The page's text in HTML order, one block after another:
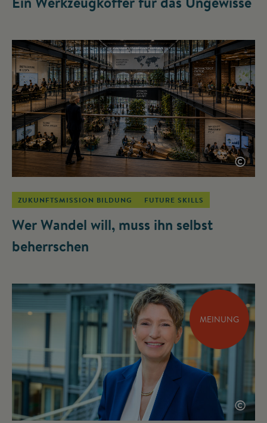
©
ZUKUNFTSMISSION BILDUNG FUTURE SKILLS
Wer Wandel will, muss ihn selbst
beherrschen
MEINUNG
©